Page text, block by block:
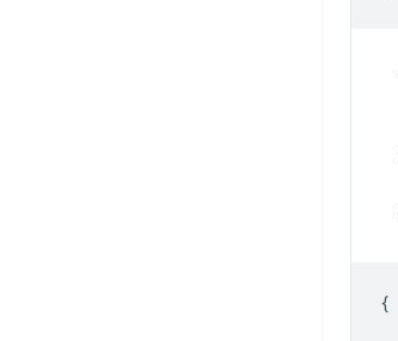
{